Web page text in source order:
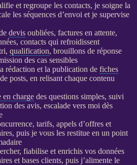
et regroupe les contacts, je soigne la
les séquences d’envoi et je supervise
devisoubliées, factures en attente,
contacts qui refroidissent
qualification, brouillons de réponse
des cas sensibles
rédaction et la publication de fiches
posts, en relisant chaque contenu
en chargedes questions simples, suivi
des avis, escalade vers moi dès
tarifs, appels d’offres et
puis je vous les restitue en un point
fiabilise et enrichis vos données
et bases clients, puis j’alimente le